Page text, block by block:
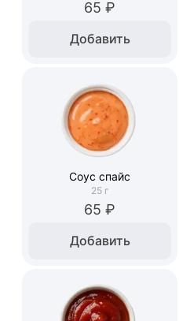
65 ₽
Добавить
Соус спайс
25г
65 ₽
Добавить